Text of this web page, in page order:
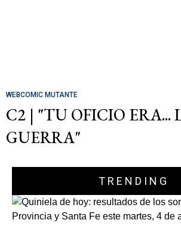
WEBCOMIC MUTANTE
C2 | "TU OFICIO ERA...
GUERRA"
TRENDING